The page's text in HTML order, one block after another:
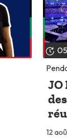
JO
12